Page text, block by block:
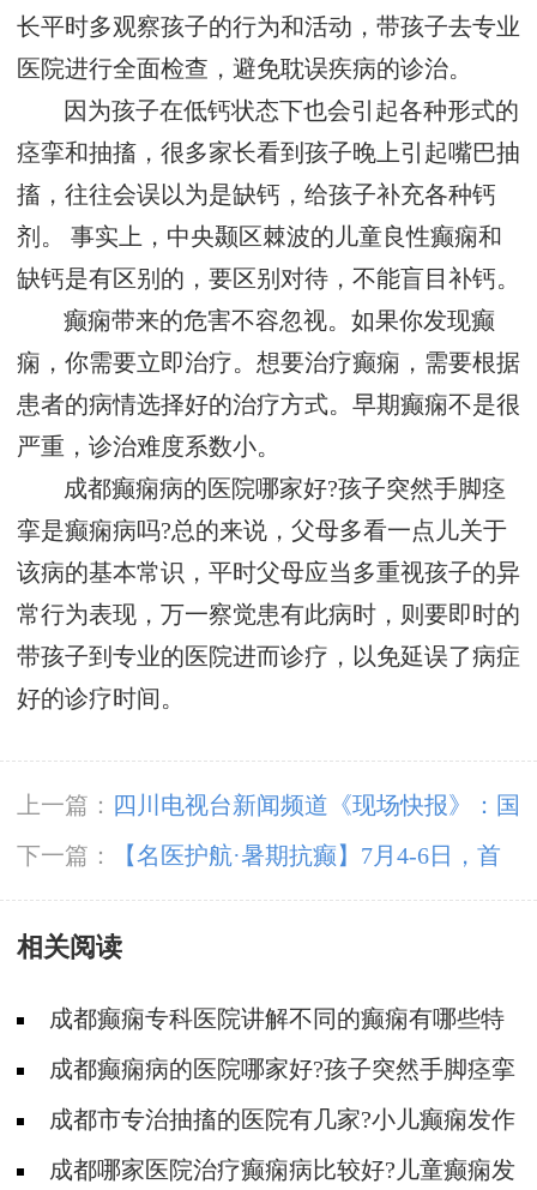
长平时多观察孩子的行为和活动，带孩子去专业
医院进行全面检查，避免耽误疾病的诊治。
因为孩子在低钙状态下也会引起各种形式的
痉挛和抽搐，很多家长看到孩子晚上引起嘴巴抽
搐，往往会误以为是缺钙，给孩子补充各种钙
剂。 事实上，中央颞区棘波的儿童良性癫痫和
缺钙是有区别的，要区别对待，不能盲目补钙。
癫痫带来的危害不容忽视。如果你发现癫
痫，你需要立即治疗。想要治疗癫痫，需要根据
患者的病情选择好的治疗方式。早期癫痫不是很
严重，诊治难度系数小。
成都癫痫病的医院哪家好?孩子突然手脚痉
挛是癫痫病吗?总的来说，父母多看一点儿关于
该病的基本常识，平时父母应当多重视孩子的异
常行为表现，万一察觉患有此病时，则要即时的
带孩子到专业的医院进而诊疗，以免延误了病症
好的诊疗时间。
上一篇：
四川电视台新闻频道《现场快报》：国
际癫痫关爱日，“关爱困境癫痫病患者”公益项目
启动!
下一篇：
【名医护航·暑期抗癫】7月4-6日，首
都医科大学附属北京友谊医院陈葵博士成都亲
诊，速约!
相关阅读
成都癫痫专科医院讲解不同的癫痫有哪些特
点?成都癫痫病的医院哪家好?孩子突然手脚痉挛
是癫痫病吗?
成都市专治抽搐的医院有几家?小儿癫痫发作
会有哪些症状?
成都哪家医院治疗癫痫病比较好?儿童癫痫发